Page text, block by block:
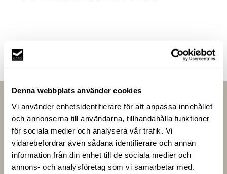
Denna webbplats använder cookies
Vi använder enhetsidentifierare för att anpassa innehållet
och annonserna till användarna, tillhandahålla funktioner
för sociala medier och analysera vår trafik. Vi
vidarebefordrar även sådana identifierare och annan
information från din enhet till de sociala medier och
annons- och analysföretag som vi samarbetar med.